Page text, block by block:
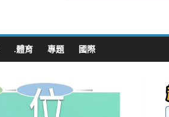
.體育 專題 國際